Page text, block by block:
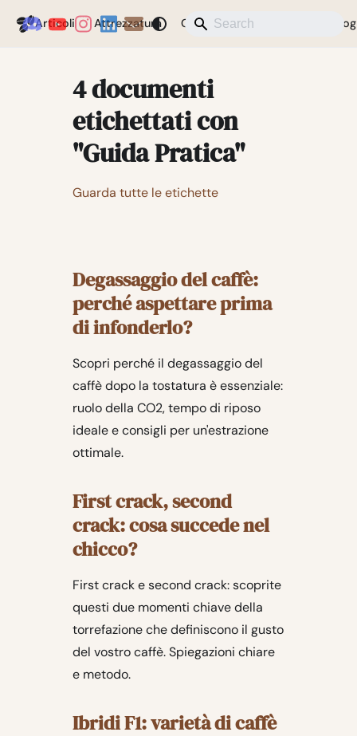
Coffeegeek
Articoli Attrezzatura Caffè Notizie Blog
4 documenti
etichettati con
"Guida Pratica"
Guarda tutte le etichette
Degassaggio del caffè:
perché aspettare prima
di infonderlo?
Scopri perché il degassaggio del
caffè dopo la tostatura è essenziale:
ruolo della CO2, tempo di riposo
ideale e consigli per un'estrazione
ottimale.
First crack, second
crack: cosa succede nel
chicco?
First crack e second crack: scoprite
questi due momenti chiave della
torrefazione che definiscono il gusto
del vostro caffè. Spiegazioni chiare
e metodo.
Ibridi F1: varietà di caffè